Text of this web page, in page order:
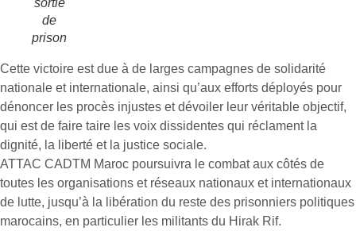
de
prison
Cette victoire est due à de larges campagnes de solidarité
nationale et internationale, ainsi qu’aux efforts déployés pour
dénoncer les procès injustes et dévoiler leur véritable objectif,
qui est de faire taire les voix dissidentes qui réclament la
dignité, la liberté et la justice sociale.
ATTAC CADTM Maroc poursuivra le combat aux côtés de
toutes les organisations et réseaux nationaux et internationaux
de lutte, jusqu’à la libération du reste des prisonniers politiques
marocains, en particulier les militants du Hirak Rif.